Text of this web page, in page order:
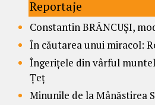
Reportaje
Constantin BRÂNCUȘI,
În căutarea unui miracol:
Îngerițele din vârful
Țeț
Minunile de la Mânăstirea